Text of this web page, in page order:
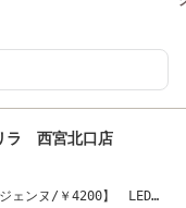
ラ 西宮北口店
ェンヌ/￥4200】 LED導